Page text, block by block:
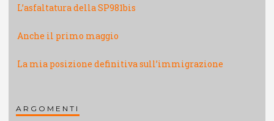
L’asfaltatura della SP981bis
Anche il primo maggio
La mia posizione definitiva sull’immigrazione
ARGOMENTI